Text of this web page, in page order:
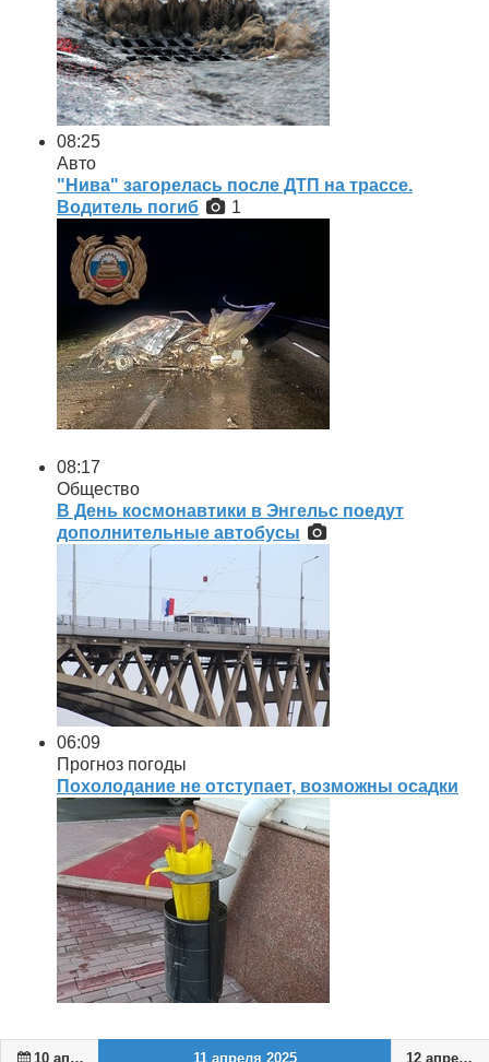
08:25
Авто
"Нива" загорелась после ДТП на трассе.
Водитель погиб
1
08:17
Общество
В День космонавтики в Энгельс поедут
дополнительные автобусы
06:09
Прогноз погоды
Похолодание не отступает, возможны осадки
10 апреля 2025 11 апреля 2025 12 апреля 2025